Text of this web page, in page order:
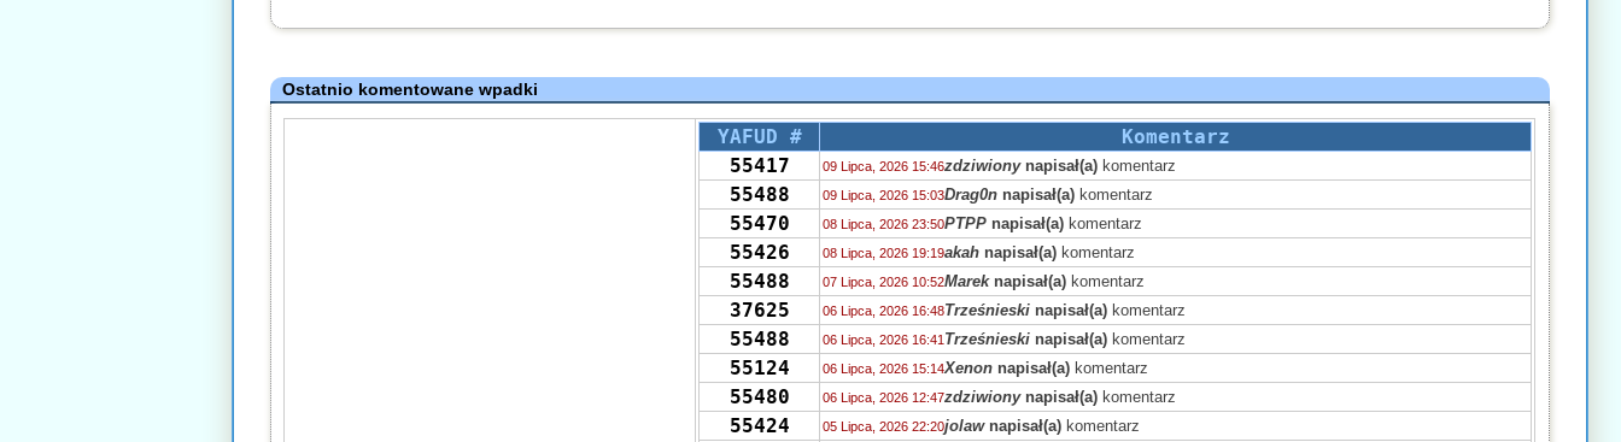
Ostatnio komentowane wpadki
YAFUD #
Komentarz
55417
09 Lipca, 2026 15:46zdziwionynapisał(a) komentarz
55488 09 Lipca, 2026 15:03Drag0n napisał(a) komentarz
55470 08 Lipca, 2026 23:50PTPP napisał(a) komentarz
55426 08 Lipca, 2026 19:19akah napisał(a) komentarz
55488 07 Lipca, 2026 10:52Mareknapisał(a) komentarz
37625 06 Lipca, 2026 16:48Trześnieski napisał(a) komentarz
55488 06 Lipca, 2026 16:41 Trześnieski napisał(a) komentarz
55124 06 Lipca, 2026 15:14Xenon napisał(a) komentarz
55480 06 Lipca, 2026 12:47zdziwionynapisał(a) komentarz
55424 05 Lipca, 2026 22:20jolawnapisał(a) komentarz